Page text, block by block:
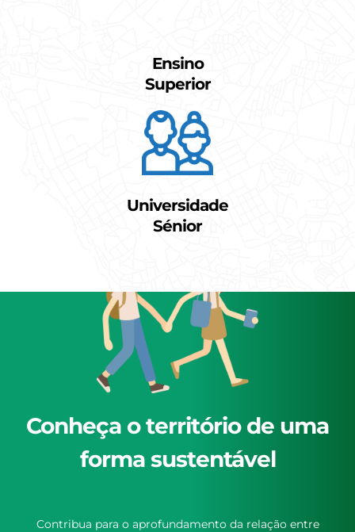
Ensino
Superior
Universidade
Sénior
Conheça o território de uma
forma sustentável
Contribua para o aprofundamento da relação entre